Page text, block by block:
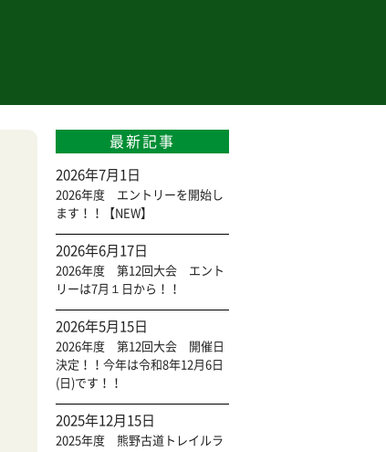
最新記事
2026年度 エントリーを開始し
ます！！【NEW】
2026年7月1日
2026年度 第12回大会 エント
リーは7月１日から！！
2026年6月17日
2026年度 第12回大会 開催日
決定！！今年は令和8年12月6日
(日)です！！
2026年5月15日
2025年度 熊野古道トレイルラ
2025年12月15日